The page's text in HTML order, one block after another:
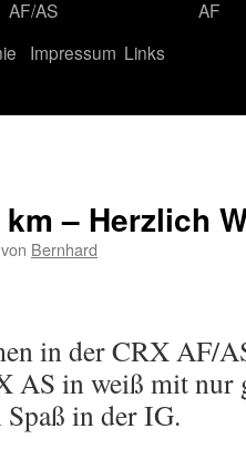
AF/AS
AF
Impressum Links
– Herzlich
von Bernhard
in der CRX AF/
AS in weiß mit nur
in der IG.